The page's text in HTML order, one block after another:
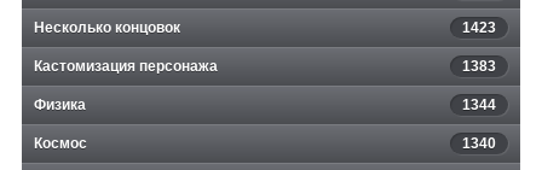
Несколько концовок 1423
Кастомизация персонажа 1383
Физика 1344
Космос 1340